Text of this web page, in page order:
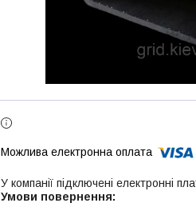
У компанії підключені електронні